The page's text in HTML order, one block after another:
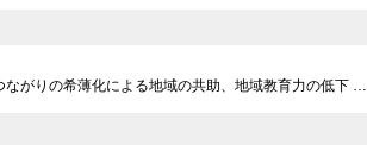
がりの希薄化による地域の共助、地域教育力の低下 …